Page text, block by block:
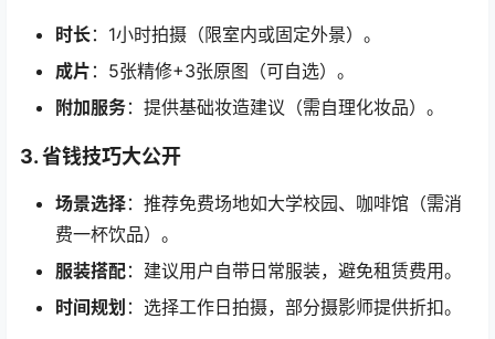
时长：1小时拍摄（限室内或固定外景）。
成片 ：5张精修+3张原图（可自选）。
附加服务：提供基础妆造建议（需自理化妆品）。
3. 省钱技巧大公开
场景选择：推荐免费场地如大学校园、咖啡馆（需消
费一杯饮品）。
服装搭配：建议用户自带日常服装，避免租赁费用。
时间规划 ：选择工作日拍摄，部分摄影师提供折扣。